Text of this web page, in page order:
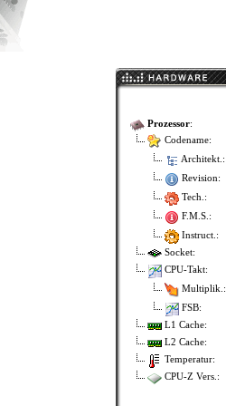
Prozessor:
Codename:
Architekt.:
Revision:
Tech.:
F.M.S.:
Instruct.:
Socket:
CPU-Takt:
Multiplik.:
FSB:
L1 Cache:
L2 Cache:
Temperatur:
CPU-Z Vers.: